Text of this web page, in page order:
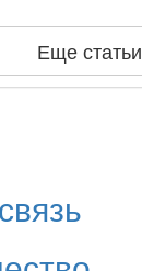
Еще статьи